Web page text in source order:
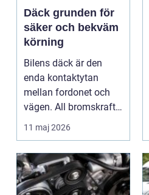
Däck grunden för
säker och bekväm
körning
Bilens däck är den
enda kontaktytan
mellan fordonet och
vägen. All bromskraft,
styrning och accelera...
11 maj 2026